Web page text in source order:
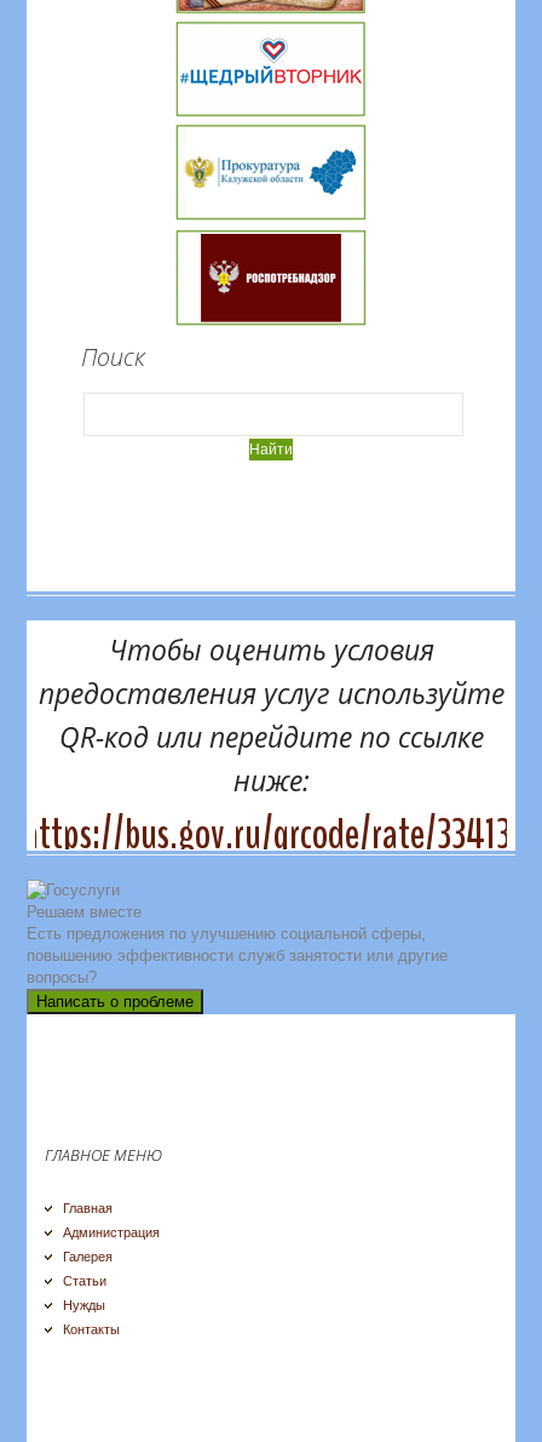
Поиск
Чтобы оценить условия
предоставления услуг используйте
QR-код или перейдите по ссылке
ниже:
https://bus.gov.ru/qrcode/rate/334131
Решаем вместе
Есть предложения по улучшению социальной сферы,
повышению эффективности служб занятости или другие
вопросы?
Написать о проблеме
ГЛАВНОЕ МЕНЮ
Главная
Администрация
Галерея
Статьи
Нужды
Контакты